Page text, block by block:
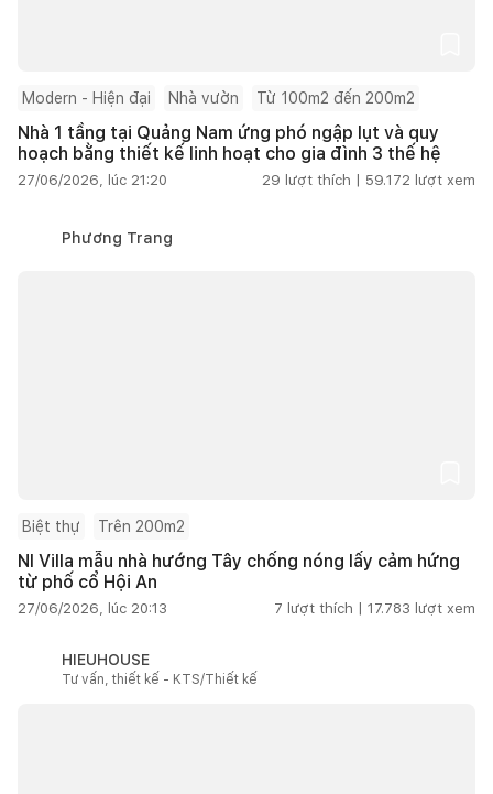
Modern - Hiện đại Nhà vườn Từ 100m2 đến 200m2
Nhà 1 tầng tại Quảng Nam ứng phó ngập lụt và quy
hoạch bằng thiết kế linh hoạt cho gia đình 3 thế hệ
27/06/2026, lúc 21:20 29 lượt thích | 59.172 lượt xem
Phương Trang
Biệt thự Trên 200m2
NI Villa mẫu nhà hướng Tây chống nóng lấy cảm hứng
từ phố cổ Hội An
27/06/2026, lúc 20:13 7 lượt thích | 17.783 lượt xem
HIEUHOUSE
Tư vấn, thiết kế - KTS/Thiết kế